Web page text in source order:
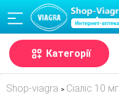
(068)
Категорії
Shop-viagra > Сіаліс 10 мг